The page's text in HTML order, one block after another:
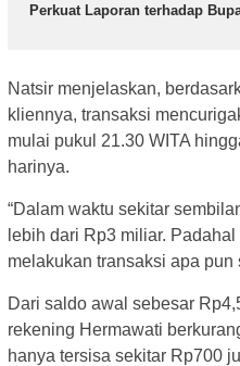
Perkuat Laporan terhadap
Natsir menjelaskan,
kliennya, transaksi
mulai pukul 21.30 WITA
harinya.
“Dalam waktu sekitar
lebih dari Rp3 miliar.
melakukan transaksi apa pun
Dari saldo awal sebesar
rekening Hermawati
hanya tersisa sekitar Rp700